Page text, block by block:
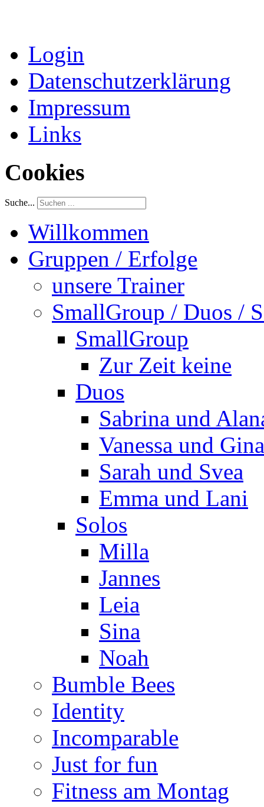
Login
Datenschutzerklärung
Impressum
Links
Cookies
Suche...
Willkommen
Gruppen / Erfolge
unsere Trainer
SmallGroup / Duos /
SmallGroup
Zur Zeit keine
Duos
Sabrina und
Vanessa und Gina
Sarah und Svea
Emma und Lani
Solos
Milla
Jannes
Leia
Sina
Noah
Bumble Bees
Identity
Incomparable
Just for fun
Fitness am Montag